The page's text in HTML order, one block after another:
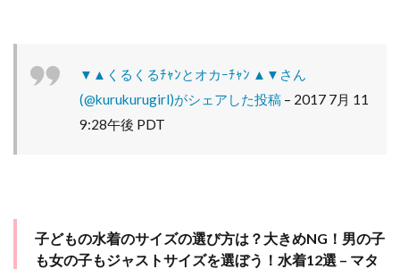
▼▲くるくるﾁｬﾝとオカｰﾁｬﾝ ▲▼さん
(@kurukurugirl)がシェアした投稿 – 2017 7月 11
9:28午後 PDT
子どもの水着のサイズの選び方は？大きめNG！男の子
も女の子もジャストサイズを選ぼう！水着12選 – マタ